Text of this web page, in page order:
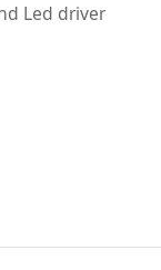
Led driver